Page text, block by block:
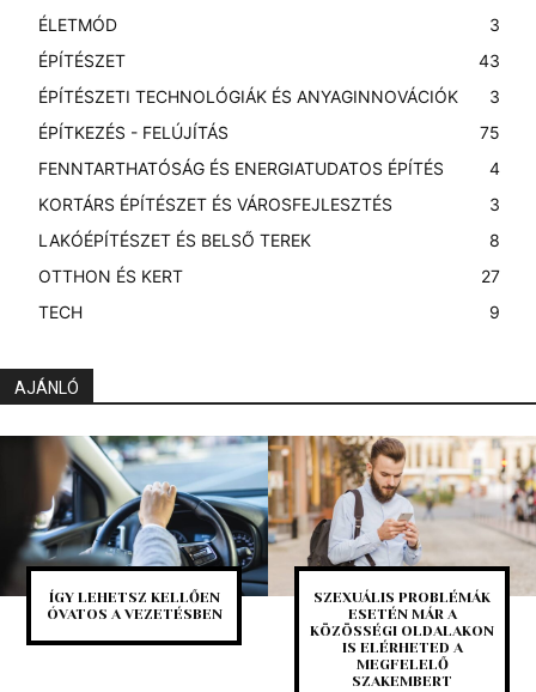
ÉLETMÓD
3
ÉPÍTÉSZET
43
ÉPÍTÉSZETI TECHNOLÓGIÁK ÉS ANYAGINNOVÁCIÓK
3
ÉPÍTKEZÉS - FELÚJÍTÁS
75
FENNTARTHATÓSÁG ÉS ENERGIATUDATOS ÉPÍTÉS
4
KORTÁRS ÉPÍTÉSZET ÉS VÁROSFEJLESZTÉS
3
LAKÓÉPÍTÉSZET ÉS BELSŐ TEREK
8
OTTHON ÉS KERT
27
TECH
9
AJÁNLÓ
ÍGY LEHETSZ KELLŐEN
ÓVATOS A VEZETÉSBEN
SZEXUÁLIS PROBLÉMÁK
ESETÉN MÁR A
KÖZÖSSÉGI OLDALAKON
IS ELÉRHETED A
MEGFELELŐ
SZAKEMBERT